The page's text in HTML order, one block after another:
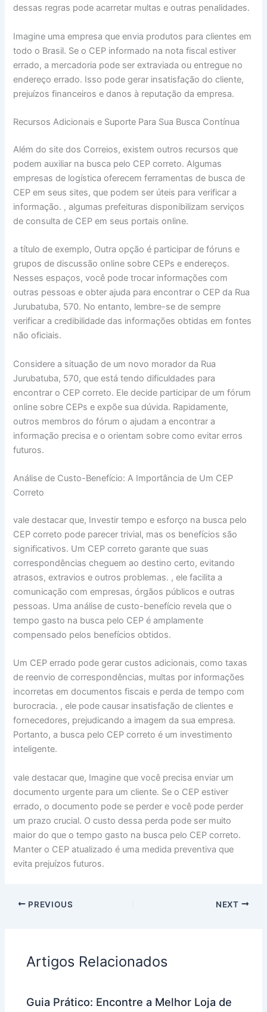
dessas regras pode acarretar multas e outras penalidades.
Imagine uma empresa que envia produtos para clientes em
todo o Brasil. Se o CEP informado na nota fiscal estiver
errado, a mercadoria pode ser extraviada ou entregue no
endereço errado. Isso pode gerar insatisfação do cliente,
prejuízos financeiros e danos à reputação da empresa.
Recursos Adicionais e Suporte Para Sua Busca Contínua
Além do site dos Correios, existem outros recursos que
podem auxiliar na busca pelo CEP correto. Algumas
empresas de logística oferecem ferramentas de busca de
CEP em seus sites, que podem ser úteis para verificar a
informação. , algumas prefeituras disponibilizam serviços
de consulta de CEP em seus portais online.
a título de exemplo, Outra opção é participar de fóruns e
grupos de discussão online sobre CEPs e endereços.
Nesses espaços, você pode trocar informações com
outras pessoas e obter ajuda para encontrar o CEP da Rua
Jurubatuba, 570. No entanto, lembre-se de sempre
verificar a credibilidade das informações obtidas em fontes
não oficiais.
Considere a situação de um novo morador da Rua
Jurubatuba, 570, que está tendo dificuldades para
encontrar o CEP correto. Ele decide participar de um fórum
online sobre CEPs e expõe sua dúvida. Rapidamente,
outros membros do fórum o ajudam a encontrar a
informação precisa e o orientam sobre como evitar erros
futuros.
Análise de Custo-Benefício: A Importância de Um CEP
Correto
vale destacar que, Investir tempo e esforço na busca pelo
CEP correto pode parecer trivial, mas os benefícios são
significativos. Um CEP correto garante que suas
correspondências cheguem ao destino certo, evitando
atrasos, extravios e outros problemas. , ele facilita a
comunicação com empresas, órgãos públicos e outras
pessoas. Uma análise de custo-benefício revela que o
tempo gasto na busca pelo CEP é amplamente
compensado pelos benefícios obtidos.
Um CEP errado pode gerar custos adicionais, como taxas
de reenvio de correspondências, multas por informações
incorretas em documentos fiscais e perda de tempo com
burocracia. , ele pode causar insatisfação de clientes e
fornecedores, prejudicando a imagem da sua empresa.
Portanto, a busca pelo CEP correto é um investimento
inteligente.
vale destacar que, Imagine que você precisa enviar um
documento urgente para um cliente. Se o CEP estiver
errado, o documento pode se perder e você pode perder
um prazo crucial. O custo dessa perda pode ser muito
maior do que o tempo gasto na busca pelo CEP correto.
Manter o CEP atualizado é uma medida preventiva que
evita prejuízos futuros.
PREVIOUS NEXT
Artigos Relacionados
Guia Prático: Encontre a Melhor Loja de